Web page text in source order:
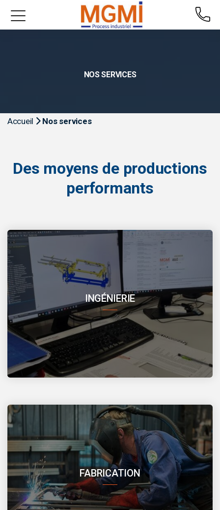
NOS SERVICES
Accueil Nos services
Des moyens de productions
performants
INGÉNIERIE
FABRICATION